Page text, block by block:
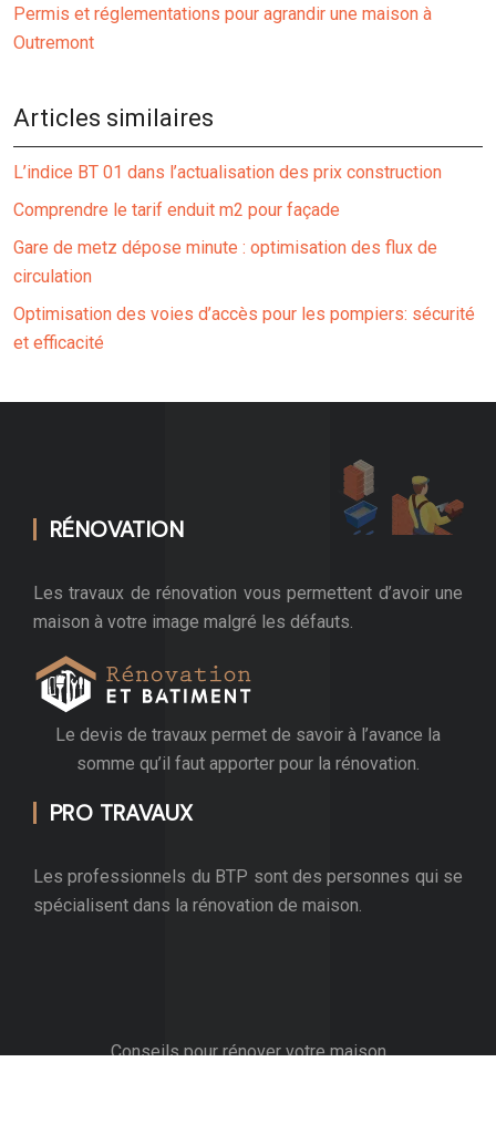
Permis et réglementations pour agrandir une maison à
Outremont
Articles similaires
L’indice BT 01 dans l’actualisation des prix construction
Comprendre le tarif enduit m2 pour façade
Gare de metz dépose minute : optimisation des flux de
circulation
Optimisation des voies d’accès pour les pompiers: sécurité
et efficacité
RÉNOVATION
Les travaux de rénovation vous permettent d’avoir une
maison à votre image malgré les défauts.
Le devis de travaux permet de savoir à l’avance la
somme qu’il faut apporter pour la rénovation.
PRO TRAVAUX
Les professionnels du BTP sont des personnes qui se
spécialisent dans la rénovation de maison.
Conseils pour rénover votre maison